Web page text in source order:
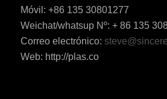
Móvil: +86 135 30801277
Weichat/whatsup Nº: + 86 135
Correo electrónico:
Web: http://plas.co
RO